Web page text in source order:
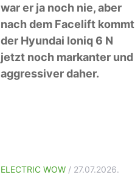
war er ja noch nie, aber
nach dem Facelift kommt
der Hyundai Ioniq 6 N
jetzt noch markanter und
aggressiver daher.
ELECTRIC WOW/ 27.07.2026.